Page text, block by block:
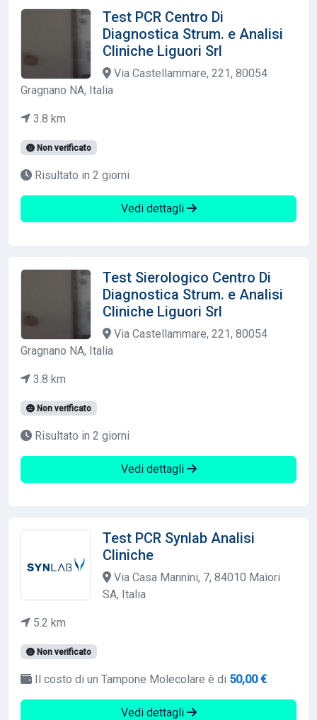
Test PCR Centro Di
Diagnostica Strum. e Analisi
Cliniche Liguori Srl
Via Castellammare, 221, 80054
Gragnano NA, Italia
3.8 km
Non verificato
Risultato in 2 giorni
Vedi dettagli
Test Sierologico Centro Di
Diagnostica Strum. e Analisi
Cliniche Liguori Srl
Via Castellammare, 221, 80054
Gragnano NA, Italia
3.8 km
Non verificato
Risultato in 2 giorni
Vedi dettagli
Test PCR Synlab Analisi
Cliniche
Via Casa Mannini, 7, 84010 Maiori
SA, Italia
5.2 km
Non verificato
Il costo di un Tampone Molecolare è di 50,00 €
Vedi dettagli